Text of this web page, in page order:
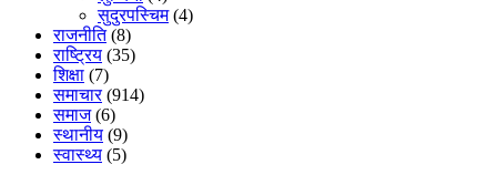
सुदुरपस्चिम(4)
राजनीति(8)
राष्ट्रिय (35)
शिक्षा (7)
समाचार(914)
समाज(6)
स्थानीय (9)
स्वास्थ्य (5)